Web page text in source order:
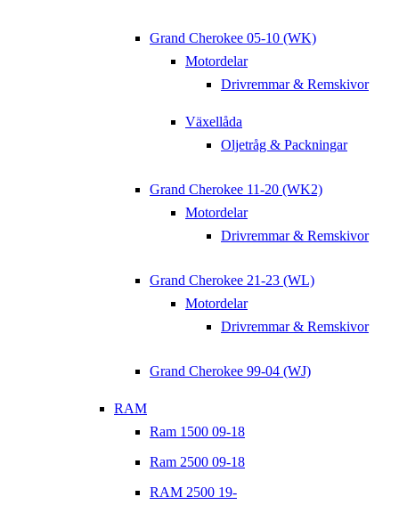
Grand Cherokee 05-10 (WK)
Motordelar
Drivremmar & Remskivor
Växellåda
Oljetråg & Packningar
Grand Cherokee 11-20 (WK2)
Motordelar
Drivremmar & Remskivor
Grand Cherokee 21-23 (WL)
Motordelar
Drivremmar & Remskivor
Grand Cherokee 99-04 (WJ)
RAM
Ram 1500 09-18
Ram 2500 09-18
RAM 2500 19-